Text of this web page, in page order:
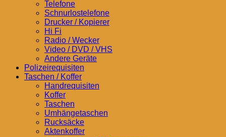
Telefone
Schnurlostelefone
Drucker / Kopierer
Hi Fi
Radio / Wecker
Video / DVD / VHS
Andere Geräte
Polizeirequisiten
Taschen / Koffer
Handrequisiten
Koffer
Taschen
Umhängetaschen
Rucksäcke
Aktenkoffer